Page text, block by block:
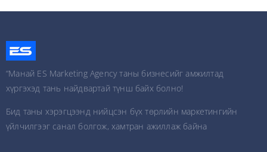
“Манай ES Marketing Agency таны бизнесийг амжилтад
хүргэхэд тань найдвартай түнш байх болно!
Бид таны хэрэгцээнд нийцсэн бүх төрлийн маркетингийн
үйлчилгээг санал болгож, хамтран ажиллаж байна